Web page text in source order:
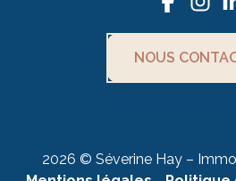
NOUS
2026 © Séverine Hay –